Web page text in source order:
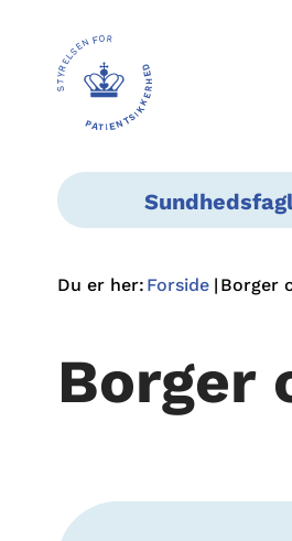
Du er her: Forside Borger
Borger